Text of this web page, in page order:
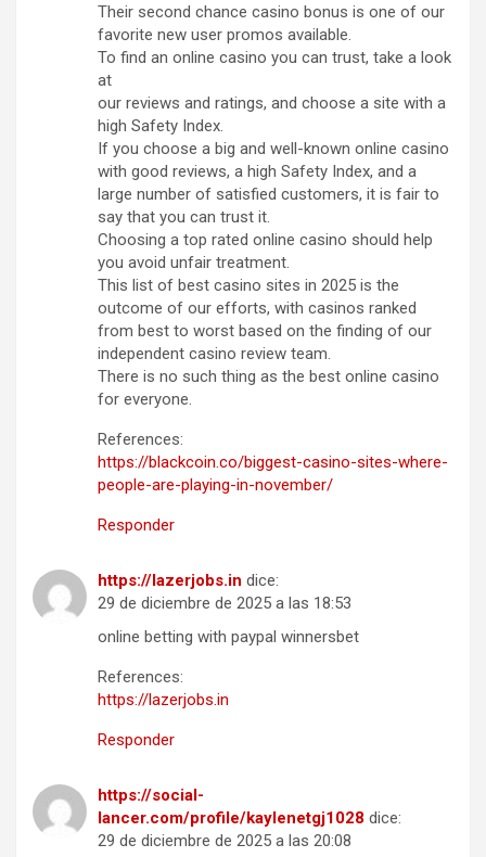
Their second chance casino bonus is one of our
favorite new user promos available.
To find an online casino you can trust, take a look
at
our reviews and ratings, and choose a site with a
high Safety Index.
If you choose a big and well-known online casino
with good reviews, a high Safety Index, and a
large number of satisfied customers, it is fair to
say that you can trust it.
Choosing a top rated online casino should help
you avoid unfair treatment.
This list of best casino sites in 2025 is the
outcome of our efforts, with casinos ranked
from best to worst based on the finding of our
independent casino review team.
There is no such thing as the best online casino
for everyone.
References:
https://blackcoin.co/biggest-casino-sites-where-
people-are-playing-in-november/
Responder
https://lazerjobs.in dice:
29 de diciembre de 2025 a las 18:53
online betting with paypal winnersbet
References:
https://lazerjobs.in
Responder
https://social-
lancer.com/profile/kaylenetgj1028 dice:
29 de diciembre de 2025 a las 20:08